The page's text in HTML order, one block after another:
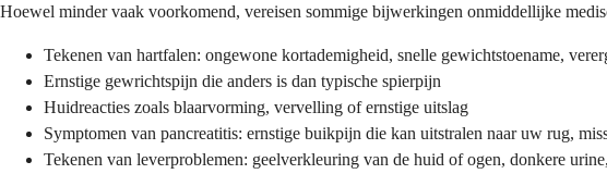
Hoewel minder vaak voorkomend, vereisen sommige bijwerkingen onmiddellijke
Tekenen van hartfalen: ongewone kortademigheid, snelle gewichtstoename,
Ernstige gewrichtspijn die anders is dan typische spierpijn
Huidreacties zoals blaarvorming, vervelling of ernstige uitslag
Symptomen van pancreatitis: ernstige buikpijn die kan uitstralen naar uw rug,
Tekenen van leverproblemen: geelverkleuring van de huid of ogen, donkere